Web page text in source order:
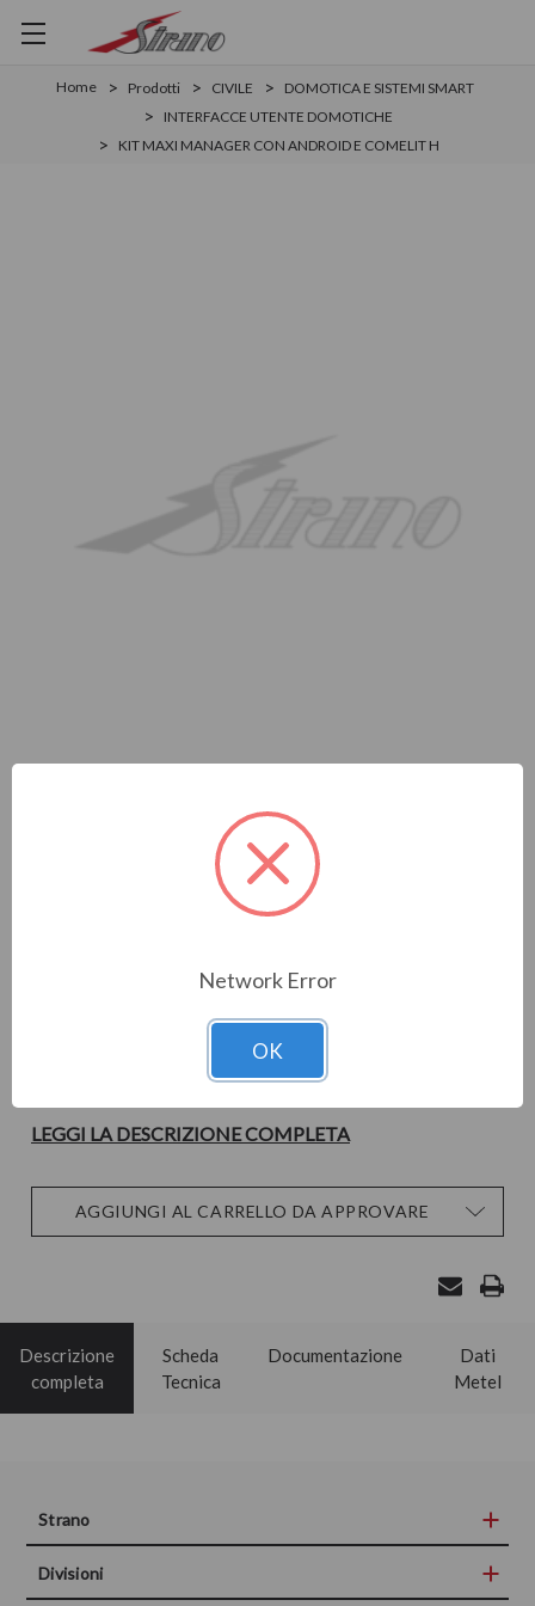
Home Prodotti CIVILE
DOMOTICA E SISTEMI SMART
INTERFACCE UTENTE DOMOTICHE
KIT MAXI MANAGER CON ANDROID E COMELIT H
KIT MAXI MANAGER CON
COMELIT SPA
LEGGI LA DESCRIZIONE COMPLETA
attuale:AGGIUNGI AL CARRELLO DA APPROVARE
Descrizione
completa
Scheda
Tecnica
Documentazione
Dati
Metel
Strano
Divisioni
Network Error
OK